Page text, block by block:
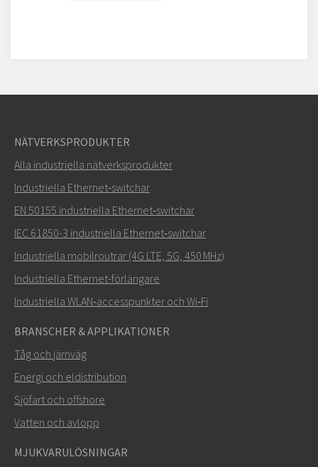
NÄTVERKSPRODUKTER
Alla industriella nätverksprodukter
Industriella Ethernet‑switchar
EN 50155 industriella Ethernet‑switchar
IEC 61850-3 industriella Ethernet‑switchar
Industriella mobilroutrar (4G LTE, 5G, 450 MHz)
Industriella Ethernet-förlängare
Industriella WLAN‑accesspunkter och Wi‑Fi
BRANSCHER & APPLIKATIONER
Tåg och järnväg
Energi och eldistribution
Sjöfart och offshore
Vatten och avlopp
MJUKVARULÖSNINGAR